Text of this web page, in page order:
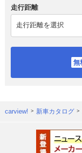
走行距離
carview! 新車カタログ